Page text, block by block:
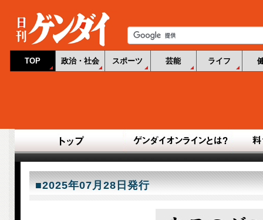
TOP 政治・社会 スポーツ 芸能 ライフ
■2025年07月28日発行